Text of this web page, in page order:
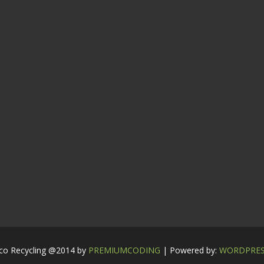
Recycling @2014 by PREMIUMCODING | Powered by: